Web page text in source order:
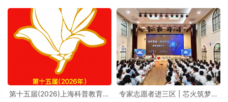
知
第十五届(2026)上海科普教育创
专家志愿者进三区 | 芯火筑梦进